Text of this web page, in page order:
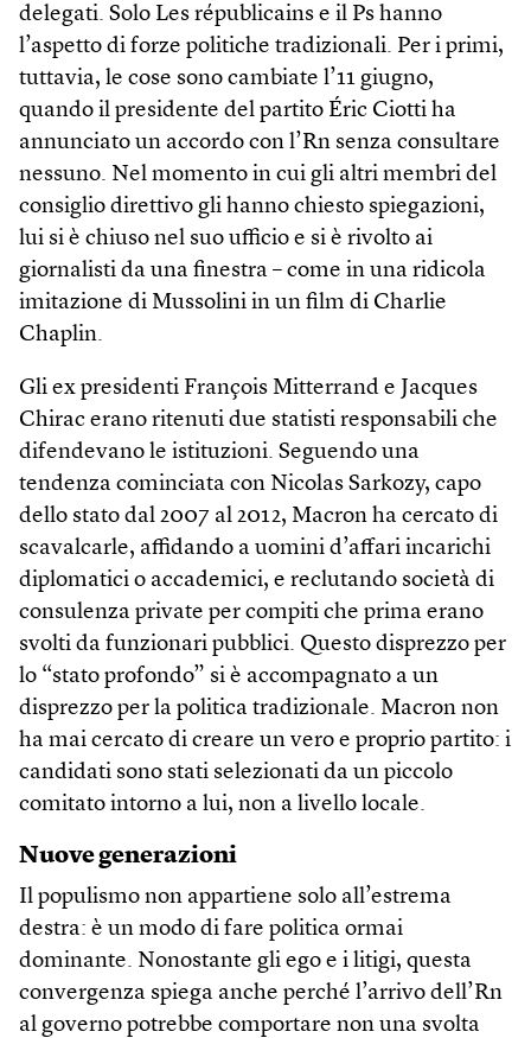
delegati. Solo Les républicains e il Ps hanno
l’aspetto di forze politiche tradizionali. Per i primi,
tuttavia, le cose sono cambiate l’11 giugno,
quando il presidente del partito Éric Ciotti ha
annunciato un accordo con l’Rn senza consultare
nessuno. Nel momento in cui gli altri membri del
consiglio direttivo gli hanno chiesto spiegazioni,
lui si è chiuso nel suo ufficio e si è rivolto ai
giornalisti da una finestra – come in una ridicola
imitazione di Mussolini in un film di Charlie
Chaplin.
Gli ex presidenti François Mitterrand e Jacques
Chirac erano ritenuti due statisti responsabili che
difendevano le istituzioni. Seguendo una
tendenza cominciata con Nicolas Sarkozy, capo
dello stato dal 2007 al 2012, Macron ha cercato di
scavalcarle, affidando a uomini d’affari incarichi
diplomatici o accademici, e reclutando società di
consulenza private per compiti che prima erano
svolti da funzionari pubblici. Questo disprezzo per
lo “stato profondo” si è accompagnato a un
disprezzo per la politica tradizionale. Macron non
ha mai cercato di creare un vero e proprio partito: i
candidati sono stati selezionati da un piccolo
comitato intorno a lui, non a livello locale.
Nuove generazioni
Il populismo non appartiene solo all’estrema
destra: è un modo di fare politica ormai
dominante. Nonostante gli ego e i litigi, questa
convergenza spiega anche perché l’arrivo dell’Rn
al governo potrebbe comportare non una svolta